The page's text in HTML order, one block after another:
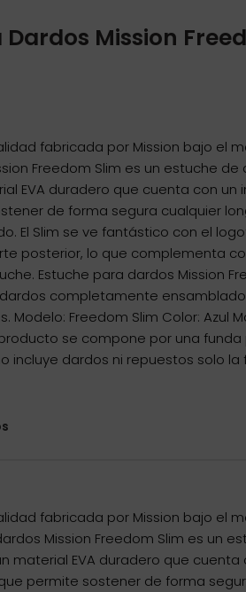
Mission
fabricada por Mission bajo el
Freedom Slim es un estuche de
EVA duradero que cuenta con un
de forma segura cualquier
El Slim se ve fantástico con el
posterior, lo que complementa
Estuche para dardos Mission
completamente
Freedom Slim Color: Azul
se compone por una
incluye dardos ni repuestos solo la
fabricada por Mission bajo el
Mission Freedom Slim es un
material EVA duradero que cuenta
permite sostener de forma